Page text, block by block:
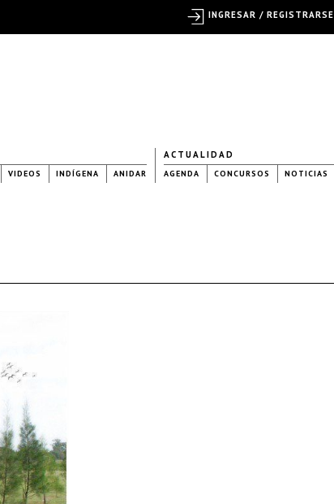
VIDEOS INDÍGENA ANIDAR
ACTUALIDAD
AGENDA CONCURSOS NOTICIAS
INGRESAR / REGISTRARSE